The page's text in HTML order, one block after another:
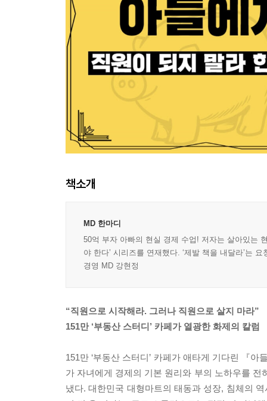
책소개
MD 한마디
50억 부자 아빠의 현실 경제 수업! 저자는 살아있는
야 한다’ 시리즈를 연재했다. ‘제발 책을 내달라’는
경영 MD 강현정
“직원으로 시작해라. 그러나 직원으로 살지 마라”
151만 ‘부동산 스터디’ 카페가 열광한 화제의 칼럼
151만 ‘부동산 스터디’ 카페가 애타게 기다린 『
가 자녀에게 경제의 기본 원리와 부의 노하우를
냈다. 대한민국 대형마트의 태동과 성장, 침체의